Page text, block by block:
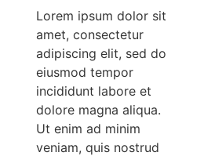
Lorem ipsum dolor sit
amet, consectetur
adipiscing elit, sed do
eiusmod tempor
incididunt labore et
dolore magna aliqua.
Ut enim ad minim
veniam, quis nostrud